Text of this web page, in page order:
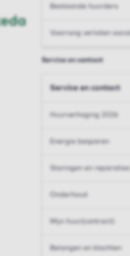
Bestaande huurders
Voorrang verlaten
Service en contact
Service en contact
Huurverhoging 2026
Energie besparen
Storingen en reparaties
Onderhoud
Mijn huur(contract)
Belangen en klachten